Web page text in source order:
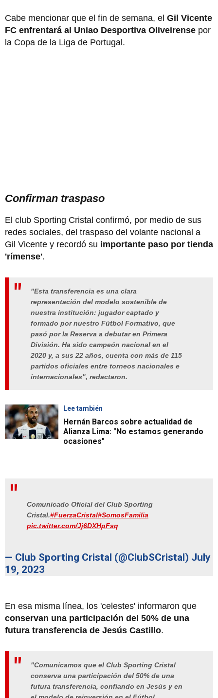
Cabe mencionar que el fin de semana, el Gil Vicente
FC enfrentará al Uniao Desportiva Oliveirense por
la Copa de la Liga de Portugal.
Confirman traspaso
El club Sporting Cristal confirmó, por medio de sus
redes sociales, del traspaso del volante nacional a
Gil Vicente y recordó su importante paso por tienda
'rímense'.
"Esta transferencia es una clara
representación del modelo sostenible de
nuestra institución: jugador captado y
formado por nuestro Fútbol Formativo, que
pasó por la Reserva a debutar en Primera
División. Ha sido campeón nacional en el
2020 y, a sus 22 años, cuenta con más de 115
partidos oficiales entre torneos nacionales e
internacionales", redactaron.
Lee también
Hernán Barcos sobre actualidad de
Alianza Lima: "No estamos generando
ocasiones"
Comunicado Oficial del Club Sporting
Cristal.#FuerzaCristal#SomosFamilia
pic.twitter.com/Jj6DXHpFsq
— Club Sporting Cristal (@ClubSCristal) July
19, 2023
En esa misma línea, los 'celestes' informaron que
conservan una participación del 50% de una
futura transferencia de Jesús Castillo.
"Comunicamos que el Club Sporting Cristal
conserva una participación del 50% de una
futura transferencia, confiando en Jesús y en